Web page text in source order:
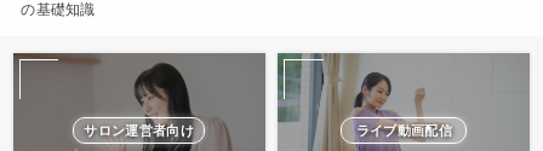
の基礎知識
サロン運営者向け ライブ動画配信